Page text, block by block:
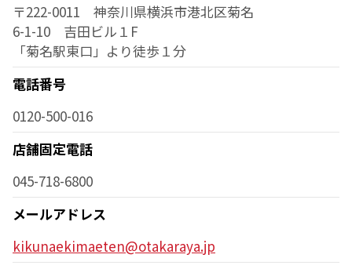
〒222-0011 神奈川県横浜市港北区菊名
6-1-10 吉田ビル１F
「菊名駅東口」より徒歩１分
電話番号
0120-500-016
店舗固定電話
045-718-6800
メールアドレス
kikunaekimaeten@otakaraya.jp